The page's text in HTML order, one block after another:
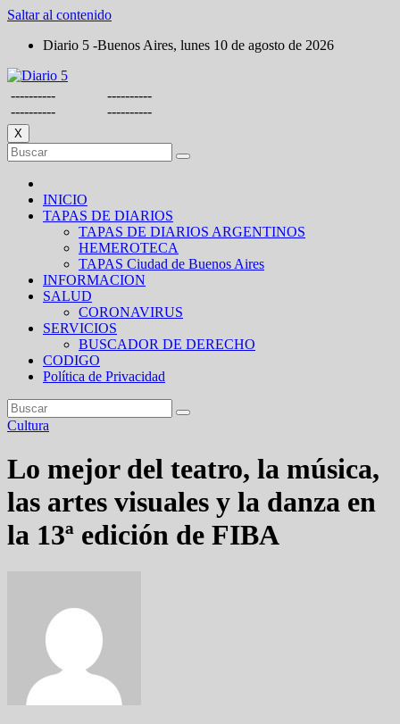
Saltar al contenido
Diario 5 -Buenos Aires, lunes 10 de agosto de 2026
----------
----------
----------
----------
X
INICIO
TAPAS DE DIARIOS
TAPAS DE DIARIOS ARGENTINOS
HEMEROTECA
TAPAS Ciudad de Buenos Aires
INFORMACION
SALUD
CORONAVIRUS
SERVICIOS
BUSCADOR DE DERECHO
CODIGO
Política de Privacidad
Cultura
Lo mejor del teatro, la música,
las artes visuales y la danza en
la 13ª edición de FIBA